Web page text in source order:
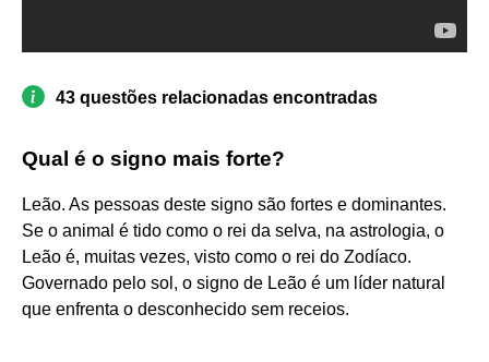
43 questões relacionadas encontradas
Qual é o signo mais forte?
Leão. As pessoas deste signo são fortes e dominantes.
Se o animal é tido como o rei da selva, na astrologia, o
Leão é, muitas vezes, visto como o rei do Zodíaco.
Governado pelo sol, o signo de Leão é um líder natural
que enfrenta o desconhecido sem receios.